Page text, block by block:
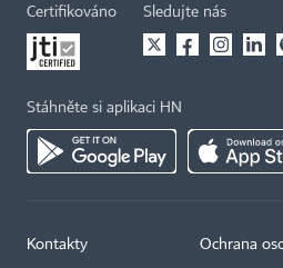
Certifikováno Sledujte nás
Stáhněte si aplikaci HN
Kontakty Ochrana